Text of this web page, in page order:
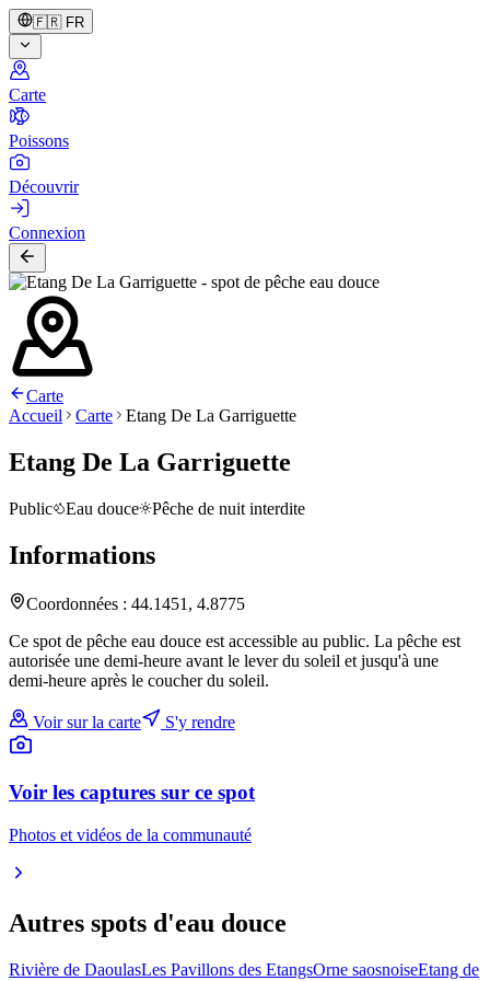
🇫🇷 FR
Carte
Poissons
Découvrir
Connexion
Carte
Accueil
Carte Etang De La Garriguette
Etang De La Garriguette
Public Eau douce Pêche de nuit interdite
Informations
Coordonnées : 44.1451 , 4.8775
Ce spot de pêche eau douce est accessible au public. La pêche est
autorisée une demi-heure avant le lever du soleil et jusqu'à une
demi-heure après le coucher du soleil.
Voir sur la carte S'y rendre
Voir les captures sur ce spot
Photos et vidéos de la communauté
Autres spots d'eau douce
Rivière de DaoulasLes Pavillons des EtangsOrne saosnoiseEtang de